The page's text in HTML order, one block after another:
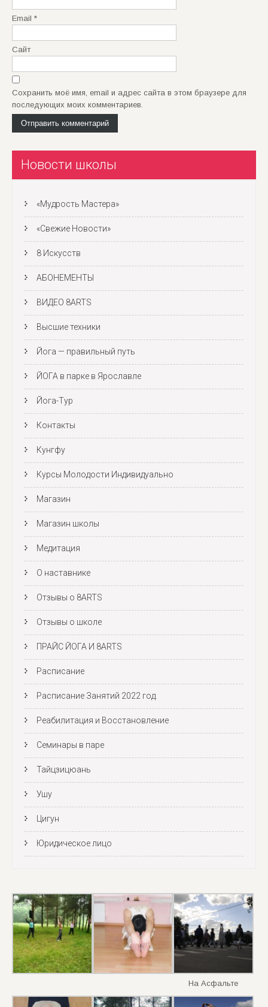
Email *
Сайт
Сохранить моё имя, email и адрес сайта в этом браузере для
последующих моих комментариев.
Новости школы
«Мудрость Мастера»
«Свежие Новости»
8 Искусств
АБОНЕМЕНТЫ
ВИДЕО 8ARTS
Высшие техники
Йога — правильный путь
ЙОГА в парке в Ярославле
Йога-Тур
Контакты
Кунгфу
Курсы Молодости Индивидуально
Магазин
Магазин школы
Медитация
О наставнике
Отзывы о 8ARTS
Отзывы о школе
ПРАЙС ЙОГА И 8ARTS
Расписание
Расписание Занятий 2022 год.
Реабилитация и Восстановление
Семинары в паре
Тайцзицюань
Ушу
Цигун
Юридическое лицо
На Асфальте